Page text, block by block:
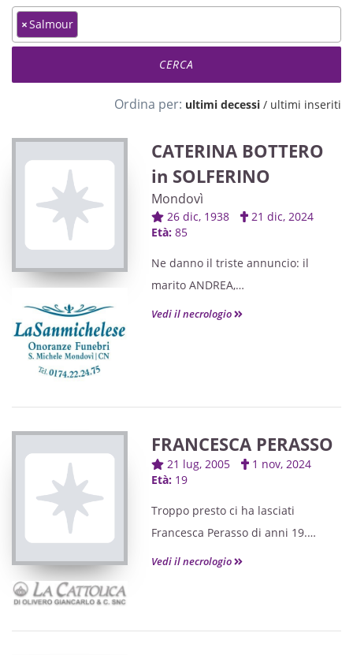
×Salmour
Ordina per: ultimi decessi / ultimi inseriti
CATERINA BOTTERO
in SOLFERINO
Mondovì
26 dic, 1938
21 dic, 2024
Età: 85
Ne danno il triste annuncio: il
marito ANDREA,
le figlie MARIANGELA,
GIACOMINA,
i nipoti, i cugini e parenti tutti.
Vedi il necrologio
FRANCESCA PERASSO
21 lug, 2005
1 nov, 2024
Età: 19
Troppo presto ci ha lasciati
Francesca Perasso di anni 19.
L'annunciano con dolore: la
Vedi il necrologio